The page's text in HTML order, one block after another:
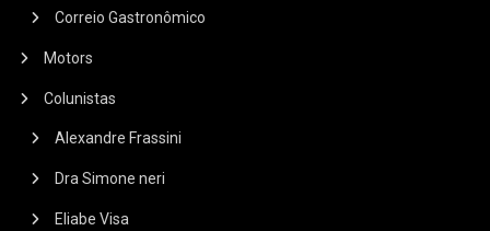
Correio Gastronômico
Motors
Colunistas
Alexandre Frassini
Dra Simone neri
Eliabe Visa